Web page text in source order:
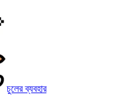
চুলের ব্যবহার